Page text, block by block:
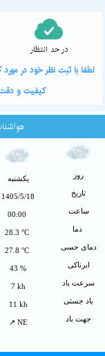
در حد انتظار
لطفا با ثبت نظر خود در
کیفیت و دقت
هواشناسی
روز
تاریخ
ساعت
دمای حسی
ابرناکی
سرعت باد
باد جستی
جهت باد
یکشنبه
1405/5/18
00:00
28.3 °C
27.8 °C
43 %
7 kh
11 kh
↗ NE